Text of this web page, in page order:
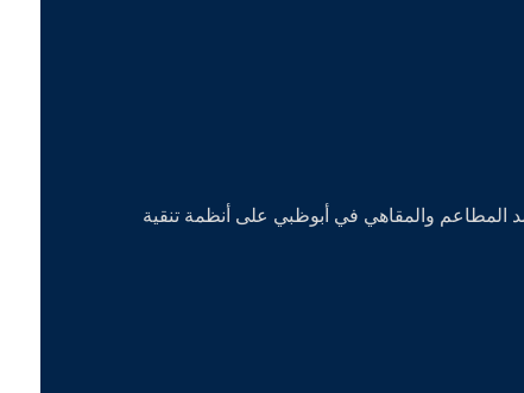
المطاعم والمقاهي في أبوظبي على أنظمة تنقية